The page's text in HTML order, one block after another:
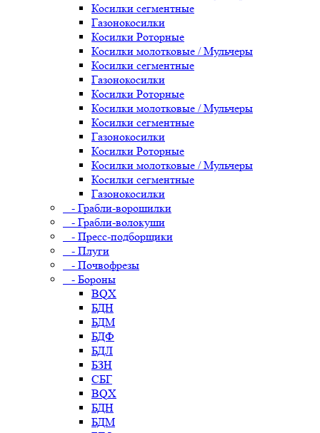
Косилки сегментные
Газонокосилки
Косилки Роторные
Косилки молотковые / Мульчеры
Косилки сегментные
Газонокосилки
Косилки Роторные
Косилки молотковые / Мульчеры
Косилки сегментные
Газонокосилки
Косилки Роторные
Косилки молотковые / Мульчеры
Косилки сегментные
Газонокосилки
- Грабли-ворошилки
- Грабли-волокуши
- Пресс-подборщики
- Плуги
- Почвофрезы
- Бороны
BQX
БДН
БДМ
БДФ
БДЛ
БЗН
СБГ
BQX
БДН
БДМ